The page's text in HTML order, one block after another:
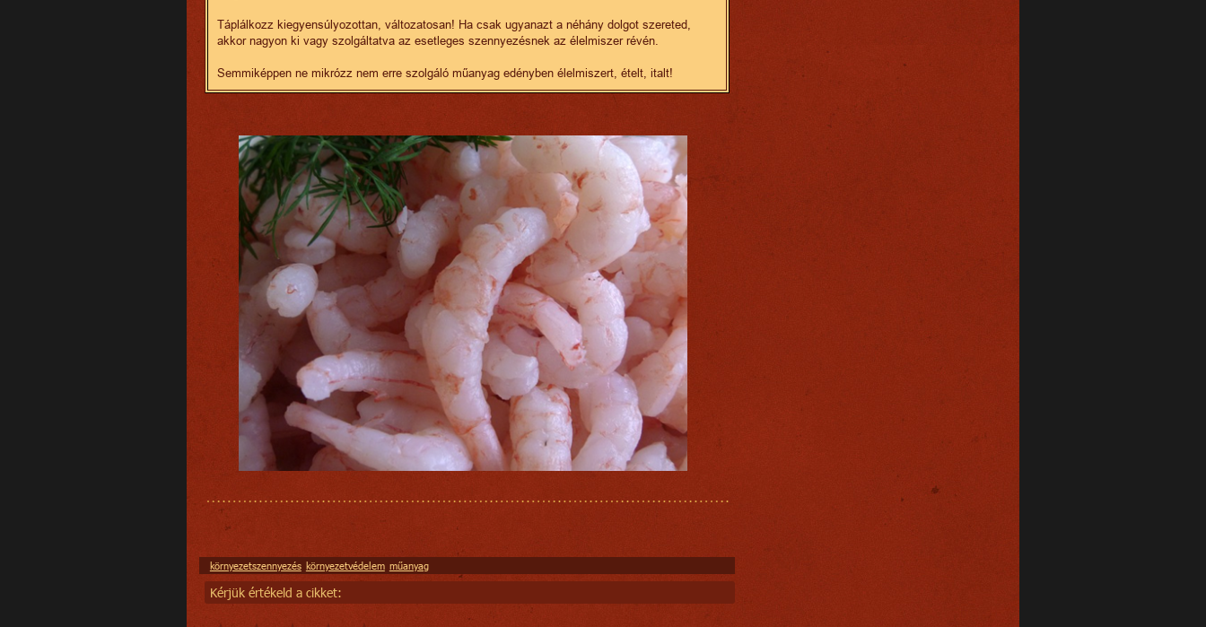
Táplálkozz kiegyensúlyozottan, változatosan! Ha csak ugyanazt a néhány dolgot szereted,
akkor nagyon ki vagy szolgáltatva az esetleges szennyezésnek az élelmiszer révén.
Semmiképpen ne mikrózz nem erre szolgáló műanyag edényben élelmiszert, ételt, italt!
környezetszennyezés környezetvédelem műanyag
Kérjük értékeld a cikket: